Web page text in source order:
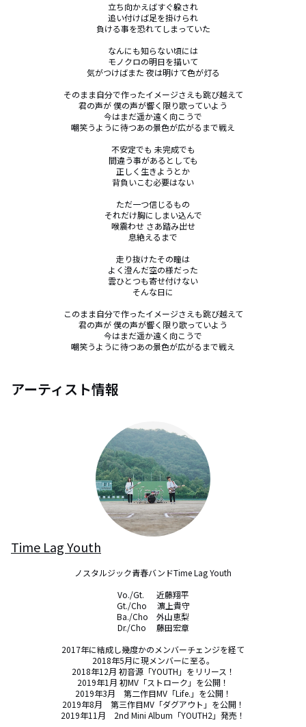
立ち向かえばすぐ躱され
追い付けば足を掛けられ
負ける事を恐れてしまっていた
なんにも知らない頃には
モノクロの明日を描いて
気がつけばまた 夜は明けて色が灯る
そのまま自分で作ったイメージさえも跳び越えて
君の声が 僕の声が響く限り歌っていよう
今はまだ遥か遠く向こうで
嘲笑うように待つあの景色が広がるまで戦え
不安定でも 未完成でも
間違う事があるとしても
正しく生きようとか
背負いこむ必要はない
ただ一つ信じるもの
それだけ胸にしまい込んで
喉震わせ さあ踏み出せ
息絶えるまで
走り抜けたその瞳は
よく澄んだ空の様だった
雲ひとつも寄せ付けない
そんな日に
このまま自分で作ったイメージさえも跳び越えて
君の声が 僕の声が響く限り歌っていよう
今はまだ遥か遠く向こうで
嘲笑うように待つあの景色が広がるまで戦え
アーティスト情報
Time Lag Youth
ノスタルジック青春バンドTime Lag Youth
Vo./Gt.      近藤翔平
Gt./Cho 　濵上貴守
Ba./Cho　外山恵梨
Dr./Cho　 藤田宏章
2017年に結成し幾度かのメンバーチェンジを経て
​2018年5月に現メンバーに至る。
2018年12月 初音源「YOUTH」をリリース！
2019年1月 初MV「ストローク」を公開！
2019年3月　第二作目MV「Life.」を公開！
2019年8月　第三作目MV「ダグアウト」を公開！
2019年11月　2nd Mini Album「YOUTH2」発売！